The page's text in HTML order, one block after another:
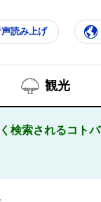
読み上げ
観光
検索されるコトバ